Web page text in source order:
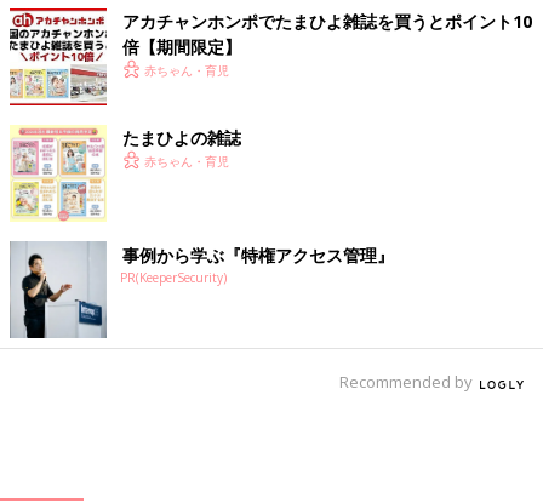
アカチャンホンポでたまひよ雑誌を買うとポイント10
倍【期間限定】
赤ちゃん・育児
たまひよの雑誌
赤ちゃん・育児
事例から学ぶ『特権アクセス管理』
PR(KeeperSecurity)
Recommended by